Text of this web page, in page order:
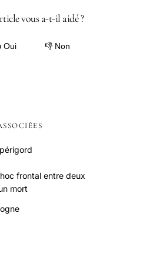
vous a-t-il aidé ?
Oui 👎 Non
périgord
frontal entre deux
mort